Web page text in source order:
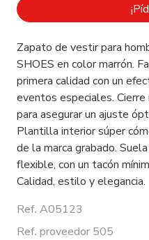
Zapato de vestir para
SHOES en color marrón.
primera calidad con un
eventos especiales.
para asegurar un ajuste
Plantilla interior súper
de la marca grabado.
flexible, con un tacón
Calidad, estilo y elegancia.
Ref. A05123
Ref. proveedor 505